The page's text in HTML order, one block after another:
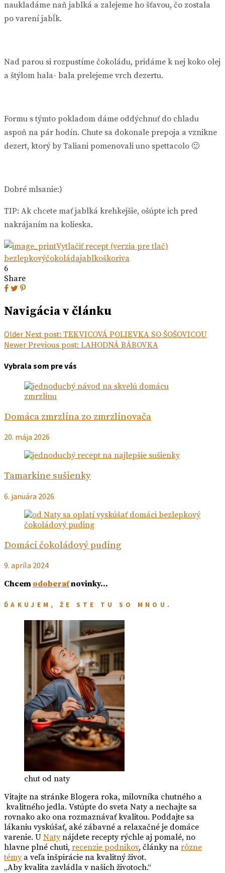
naukladáme naň jablká a zalejeme ho šťavou, čo zostala
po varení jabĺk.
Nad parou si rozpustíme čokoládu, pridáme k nej koko olej
a štýlom hala- bala prelejeme vrch dezertu.
Formu s týmto pokladom dáme oddýchnuť do chladu
aspoň na pár hodín. Chute sa dokonale prepoja a vznikne
dezert, ktorý by Taliani pomenovali uno spettacolo 🙂
Dobré mlsanie:)
TIP: Ak chcete mať jablká krehkejšie, ošúpte ich pred
nakrájaním na kolieska.
Vytlačiť recept (verzia pre tlač)
bezlepkovýčokoládajablkoškoriva
6
Share
Navigácia v článku
Older Next post: TEKVICOVÁ POLIEVKA SO ŠOŠOVICOU
Newer Previous post: LAHODNÁ BÁBOVKA
Vybrala som pre vás
Domáca zmrzlina zo zmrzlinovača
20. mája 2026
Tamarkine sušienky
6. januára 2026
Domáci čokoládový puding
9. apríla 2024
Chcem odoberaťnovinky…
ĎAKUJEM, ŽE STE TU SO MNOU.
chut od naty
Vitajte na stránke Blogera roka, milovníka chutného a
kvalitného jedla. Vstúpte do sveta Naty a nechajte sa
rovnako ako ona rozmaznávať kvalitou. Poddajte sa
lákaniu vyskúšať, aké zábavné a relaxačné je domáce
varenie. U Natynájdete recepty rýchle aj pomalé, no
hlavne plné chuti, recenzie podnikov, články na rôzne
témya veľa inšpirácie na kvalitný život.
„Aby kvalita zavládla v našich životoch.“